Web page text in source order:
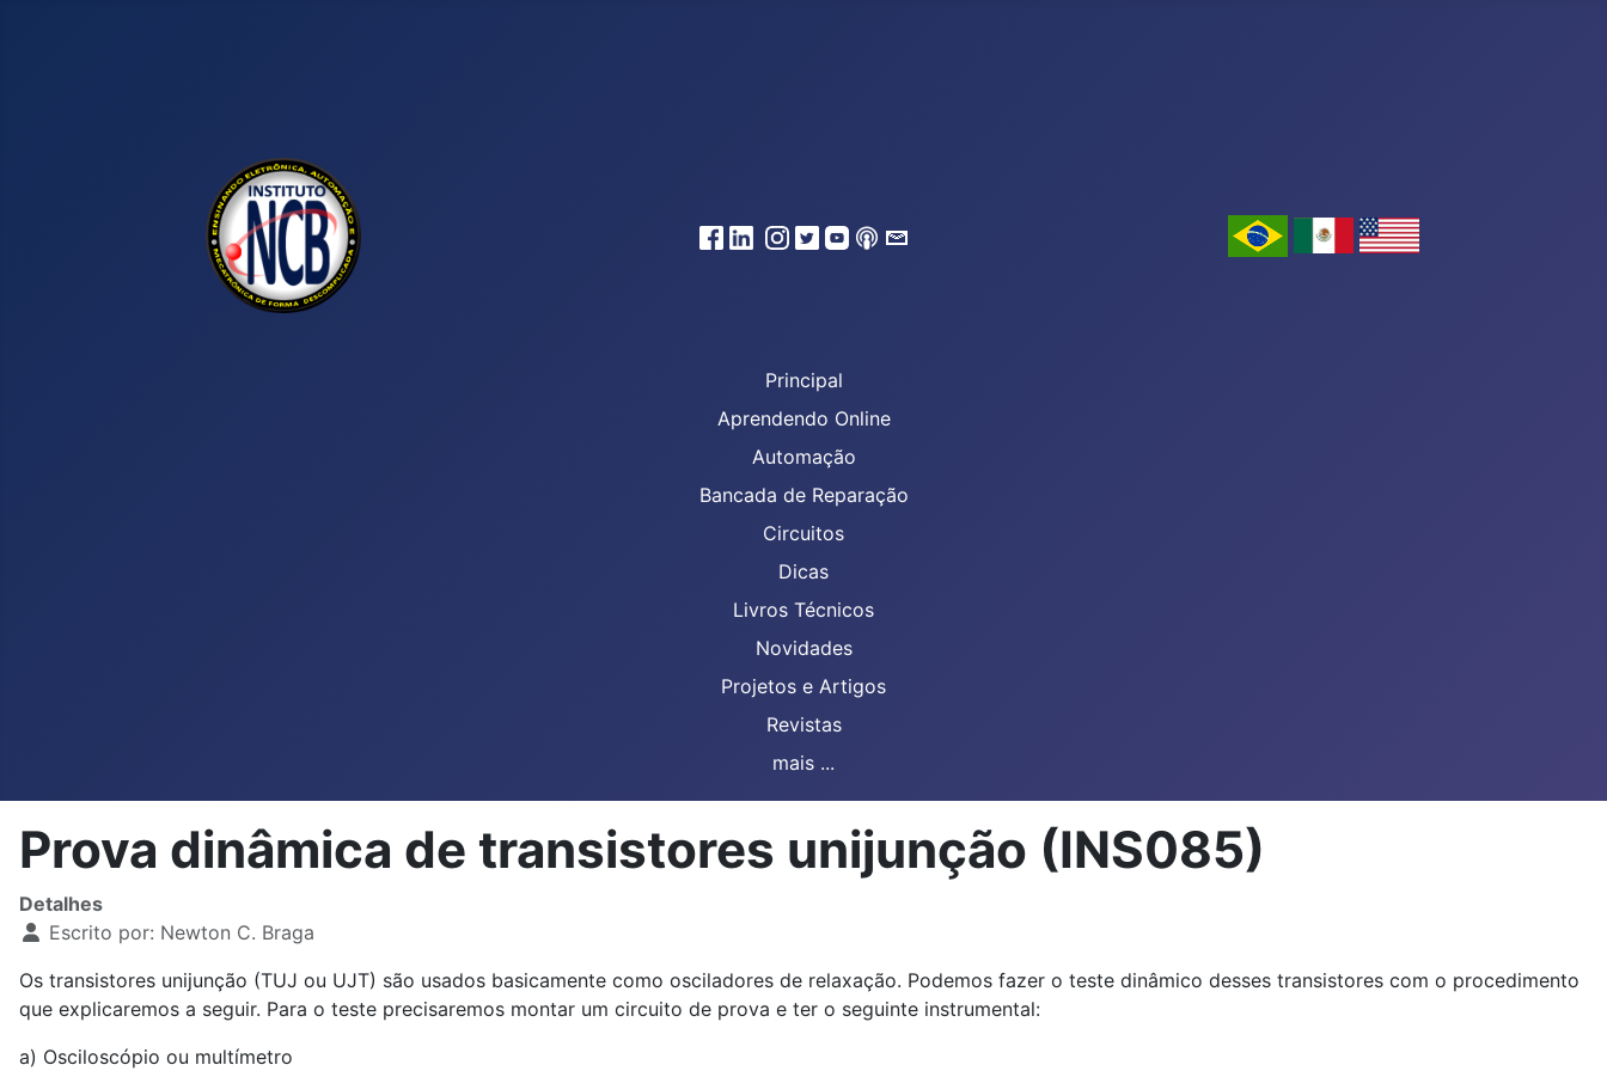
Principal
Aprendendo Online
Automação
Bancada de Reparação
Circuitos
Dicas
Livros Técnicos
Novidades
Projetos e Artigos
Revistas
mais ...
Prova dinâmica de transistores unijunção (INS085)
Detalhes
Escrito por: Newton C. Braga
Os transistores unijunção (TUJ ou UJT) são usados basicamente como osciladores de relaxação. Podemos fazer o teste dinâmico desses transistores com o procedimento
que explicaremos a seguir. Para o teste precisaremos montar um circuito de prova e ter o seguinte instrumental:
a) Osciloscópio ou multímetro